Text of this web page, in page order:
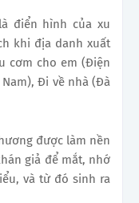
điển hình của xu
khi địa danh xuất
cơm cho em (Điện
Đi về nhà (Đà
được làm nền
giả để mắt, nhớ
và từ đó sinh ra